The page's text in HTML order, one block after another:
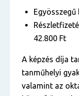
Egyösszegű
42.800 Ft
A képzés díja
tanműhelyi
valamint az